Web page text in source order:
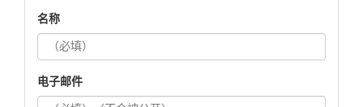
名称
电子邮件